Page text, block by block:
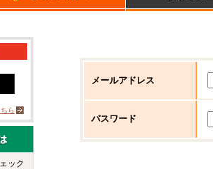
メールアドレス
パスワード
ら
ック